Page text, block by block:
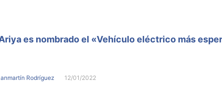
es nombrado el «Vehículo eléctrico más
Rodríguez 12/01/2022